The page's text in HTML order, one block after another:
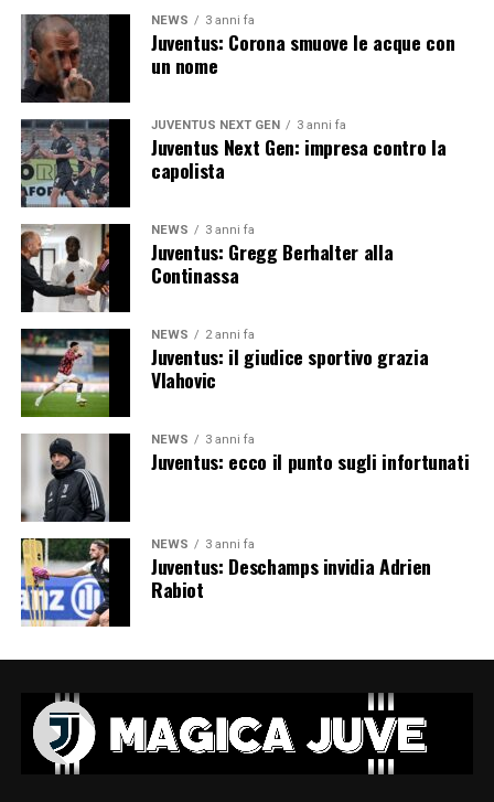
NEWS 3 anni fa
Juventus: Corona smuove le acque con
un nome
JUVENTUS NEXT GEN 3 anni fa
Juventus Next Gen: impresa contro la
capolista
NEWS 3 anni fa
Juventus: Gregg Berhalter alla
Continassa
NEWS 2 anni fa
Juventus: il giudice sportivo grazia
Vlahovic
NEWS 3 anni fa
Juventus: ecco il punto sugli infortunati
NEWS 3 anni fa
Juventus: Deschamps invidia Adrien
Rabiot